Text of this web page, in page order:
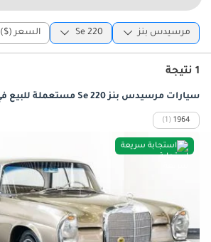
مرسيدس بنز 220 Se السعر ($)
1 نتيجة
سيارات مرسيدس بنز 220 Se مستعملة للبيع في دبي
1964
(1)
استجابة سريعة